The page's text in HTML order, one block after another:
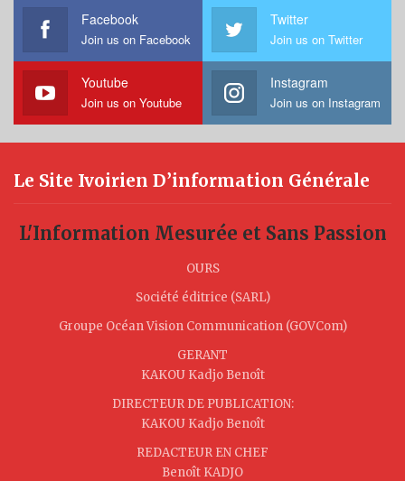
Facebook
Join us on Facebook
Twitter
Join us on Twitter
Youtube
Join us on Youtube
Instagram
Join us on Instagram
Le Site Ivoirien D’information Générale
L'Information Mesurée et Sans Passion
OURS
Société éditrice (SARL)
Groupe Océan Vision Communication (GOVCom)
GERANT
KAKOU Kadjo Benoît
DIRECTEUR DE PUBLICATION:
KAKOU Kadjo Benoît
REDACTEUR EN CHEF
Benoît KADJO